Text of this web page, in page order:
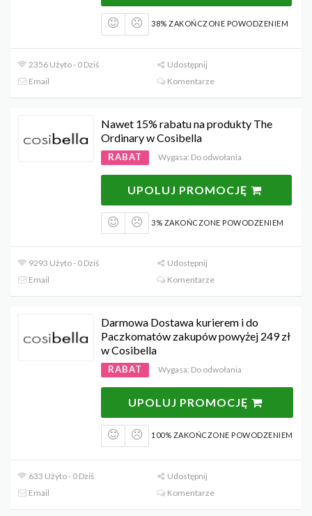
38% ZAKOŃCZONE POWODZENIEM
2356 Użyto - 0 Dziś
Udostępnij
Email
Komentarze
Nawet 15% rabatu na produkty The
Ordinary w Cosibella
RABAT Wygasa: Do odwołania
UPOLUJ PROMOCJĘ
3% ZAKOŃCZONE POWODZENIEM
9293 Użyto - 0 Dziś
Udostępnij
Email
Komentarze
Darmowa Dostawa kurierem i do
Paczkomatów zakupów powyżej 249 zł
w Cosibella
RABAT Wygasa: Do odwołania
UPOLUJ PROMOCJĘ
100% ZAKOŃCZONE POWODZENIEM
633 Użyto - 0 Dziś
Udostępnij
Email
Komentarze